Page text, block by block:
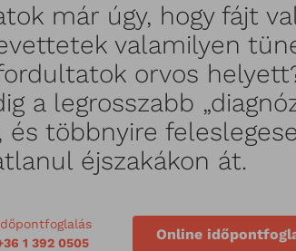
már úgy, hogy fájt
valamilyen
orvos
a legrosszabb
és többnyire
éjszakákon át.
1 392 0505
Online